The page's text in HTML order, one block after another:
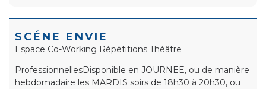
SCÉNE ENVIE
Espace Co-Working Répétitions Théâtre
ProfessionnellesDisponible en JOURNEE, ou de manière
hebdomadaire les MARDIS soirs de 18h30 à 20h30, ou